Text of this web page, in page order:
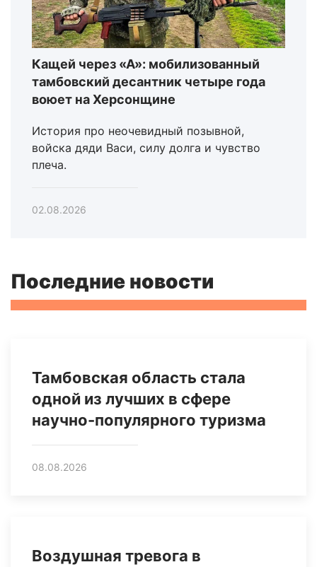
Кащей через «А»: мобилизованный
тамбовский десантник четыре года
воюет на Херсонщине
История про неочевидный позывной,
войска дяди Васи, силу долга и чувство
плеча.
02.08.2026
Последние новости
Тамбовская область стала
одной из лучших в сфере
научно-популярного туризма
08.08.2026
Воздушная тревога в